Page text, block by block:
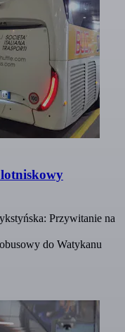
Przywitanie na
do Watykanu